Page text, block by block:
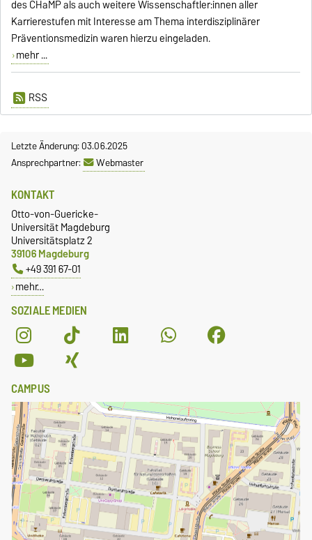
des CHaMP als auch weitere Wissenschaftler:innen aller
Karrierestufen mit Interesse am Thema interdisziplinärer
Präventionsmedizin waren hierzu eingeladen.
mehr ...
RSS
Letzte Änderung: 03.06.2025
Ansprechpartner:
Webmaster
SOZIALE MEDIEN
KONTAKT
Otto-von-Guericke-
Universität Magdeburg
Universitätsplatz 2
39106 Magdeburg
+49 391 67-01
mehr…
CAMPUS